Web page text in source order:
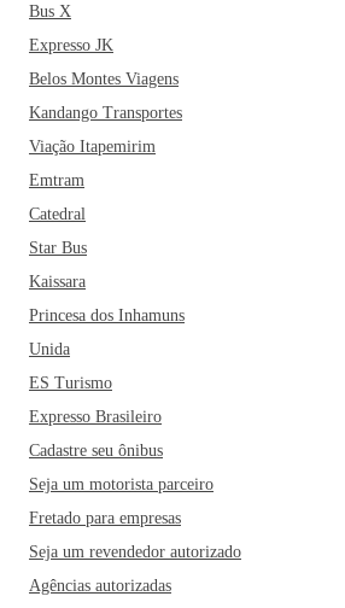
Bus X
Expresso JK
Belos Montes Viagens
Kandango Transportes
Viação Itapemirim
Emtram
Catedral
Star Bus
Kaissara
Princesa dos Inhamuns
Unida
ES Turismo
Expresso Brasileiro
Cadastre seu ônibus
Seja um motorista parceiro
Fretado para empresas
Seja um revendedor autorizado
Agências autorizadas